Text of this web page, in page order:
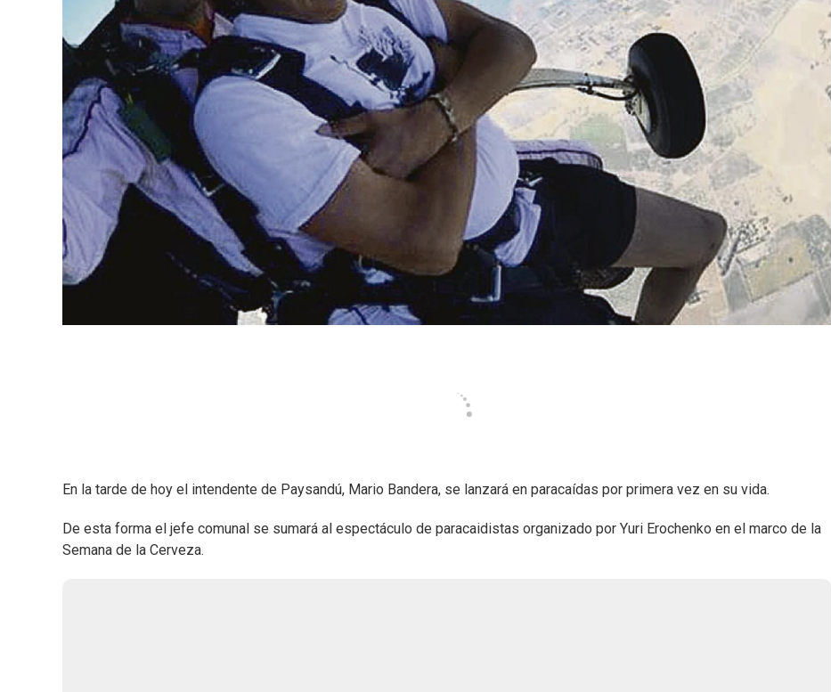
En la tarde de hoy el intendente de Paysandú, Mario Bandera, se lanzará en paracaídas por primera vez en su vida.
De esta forma el jefe comunal se sumará al espectáculo de paracaidistas organizado por Yuri Erochenko en el marco de la
Semana de la Cerveza.